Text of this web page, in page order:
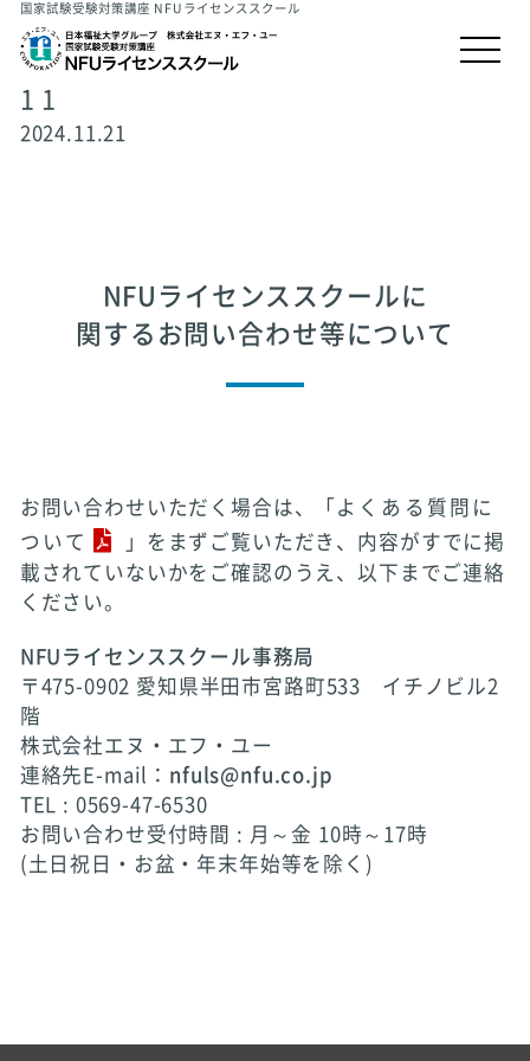
国家試験受験対策講座 NFUライセンススクール
1 1
2024.11.21
NFUライセンススクールに
関するお問い合わせ等について
お問い合わせいただく場合は、「 よくある質問に
ついて
」をまずご覧いただき、内容がすでに掲
載されていないかをご確認のうえ、以下までご連絡
ください。
NFUライセンススクール事務局
〒475-0902 愛知県半田市宮路町533 イチノビル2
階
株式会社エヌ・エフ・ユー
連絡先E-mail： nfuls@nfu.co.jp
TEL : 0569-47-6530
お問い合わせ受付時間 : 月～金 10時～17時
(土日祝日・お盆・年末年始等を除く)